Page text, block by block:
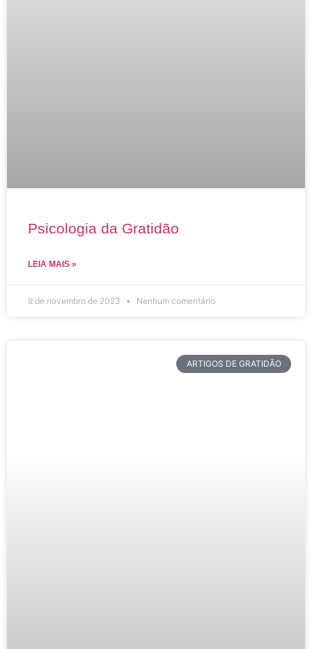
Psicologia da Gratidão
LEIA MAIS »
9 de novembro de 2023 Nenhum comentário
ARTIGOS DE GRATIDÃO